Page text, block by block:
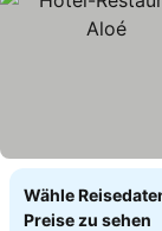
Wähle
Preise zu sehen